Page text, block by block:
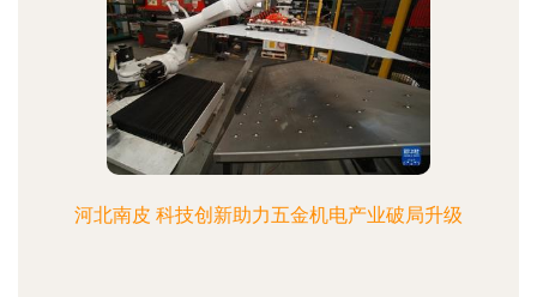
河北南皮 科技创新助力五金机电产业破局升级